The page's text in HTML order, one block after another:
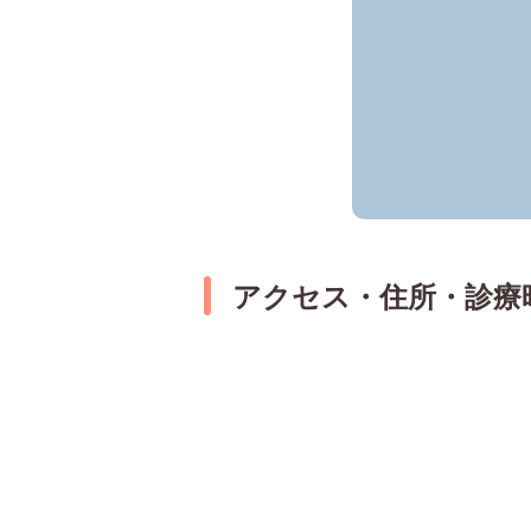
アクセス・住所・診療